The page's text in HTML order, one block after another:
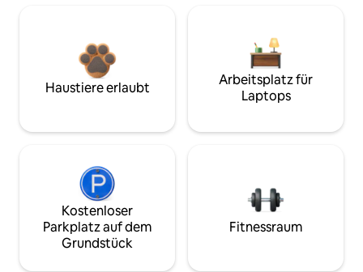
Haustiere erlaubt
Arbeitsplatz für
Laptops
Kostenloser
Parkplatz auf dem
Grundstück
Fitnessraum